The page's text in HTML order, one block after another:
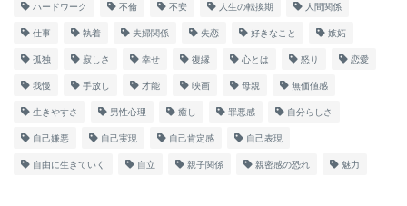
ハードワーク 不倫 不安 人生の転換期 人間関係
仕事 執着 夫婦関係 失恋 好きなこと 嫉妬
孤独 寂しさ 幸せ 復縁 心とは 怒り 恋愛
我慢 手放し 才能 映画 母親 無価値感
生きやすさ 男性心理 癒し 罪悪感 自分らしさ
自己嫌悪 自己実現 自己肯定感 自己表現
自由に生きていく 自立 親子関係 親密感の恐れ 魅力